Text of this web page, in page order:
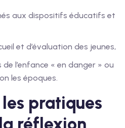
aux dispositifs éducatifs et
et d’évaluation des jeunes,
l’enfance « en danger » ou
les époques.
pratiques